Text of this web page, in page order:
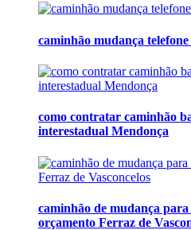
caminhão mudança
como contratar caminhão
interestadual Mendonça
caminhão de mudança
orçamento Ferraz de